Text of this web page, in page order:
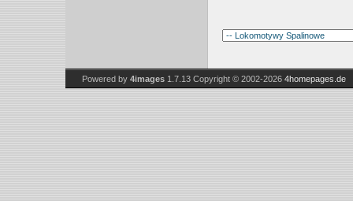
Powered by 4images 1.7.13 Copyright © 2002-2026 4homepages.de